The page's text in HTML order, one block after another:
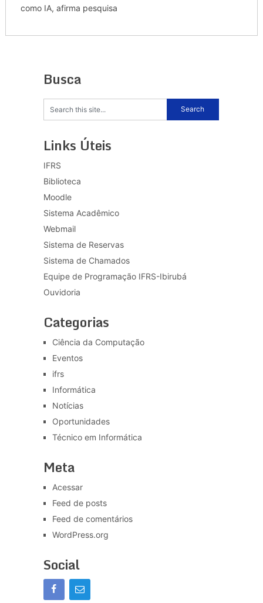
como IA, afirma pesquisa
Busca
Links Úteis
IFRS
Biblioteca
Moodle
Sistema Acadêmico
Webmail
Sistema de Reservas
Sistema de Chamados
Equipe de Programação IFRS-Ibirubá
Ouvidoria
Categorias
Ciência da Computação
Eventos
ifrs
Informática
Notícias
Oportunidades
Técnico em Informática
Meta
Acessar
Feed de posts
Feed de comentários
WordPress.org
Social